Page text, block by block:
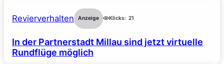
Revierverhalten Anzeige Klicks: 21
In der Partnerstadt Millau sind jetzt virtuelle
Rundflüge möglich